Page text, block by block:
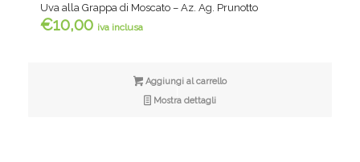
Uva alla Grappa di Moscato – Az. Ag. Prunotto
€10,00 iva inclusa
Aggiungi al carrello
Mostra dettagli